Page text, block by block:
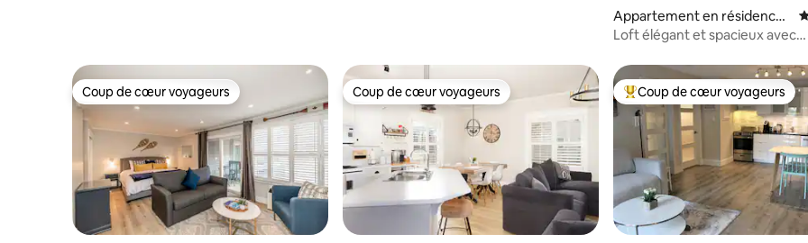
Appartement en résidence ⋅
The Blue Mountains
Loft élégant et spacieux avec
Coup de cœur voyageurs
Coup de cœur voyageurs Coup de cœur voyageurs
Coup de cœur voyageurs Coups de cœur voyageurs les
Coup de cœur voyageurs